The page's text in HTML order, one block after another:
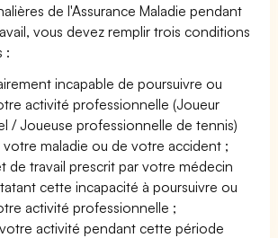
de l'Assurance Maladie pendant
vous devez remplir trois conditions
:
incapable de poursuivre ou
activité professionnelle (Joueur
/ Joueuse professionnelle de tennis)
maladie ou de votre accident ;
de travail prescrit par votre médecin
cette incapacité à poursuivre ou
activité professionnelle ;
activité pendant cette période